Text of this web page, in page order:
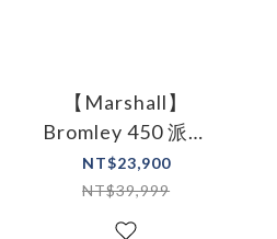
【Marshall】
Bromley 450 派對
喇叭 - 古銅黑
NT$23,900
NT$39,999